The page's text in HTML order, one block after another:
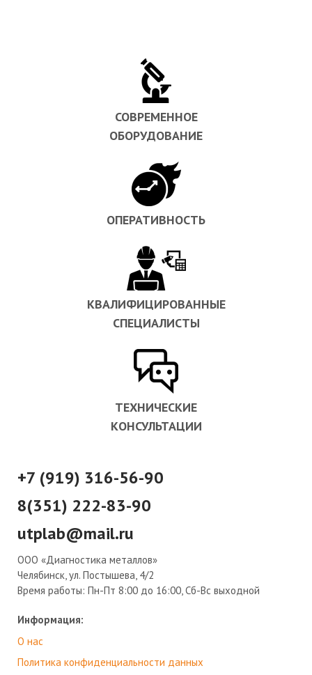
СОВРЕМЕННОЕ
ОБОРУДОВАНИЕ
ОПЕРАТИВНОСТЬ
КВАЛИФИЦИРОВАННЫЕ
СПЕЦИАЛИСТЫ
ТЕХНИЧЕСКИЕ
КОНСУЛЬТАЦИИ
+7 (919) 316-56-90
8(351) 222-83-90
utplab@mail.ru
ООО «Диагностика металлов»
Челябинск, ул. Постышева, 4/2
Время работы: Пн-Пт 8:00 до 16:00, Сб-Вс выходной
Информация:
О нас
Политика конфиденциальности данных